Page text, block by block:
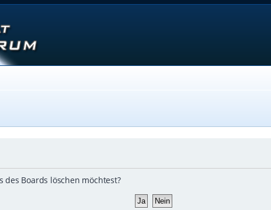
des Boards löschen möchtest?